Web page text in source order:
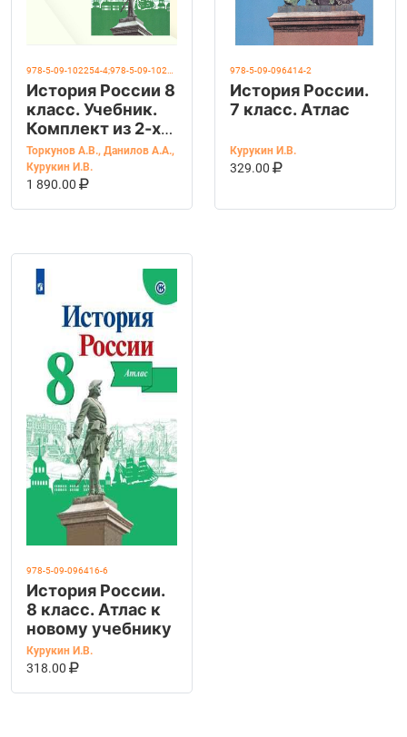
История России 8
класс. Учебник.
Комплект из 2-х
частей. УМК
"История России
Торкунова А.В."
ФГОС
Торкунов А.В., Данилов А.А.,
Курукин И.В.
1 890.00
В КОРЗИНУ
978-5-09-096414-2
История России.
7 класс. Атлас
Курукин И.В.
329.00
В КОРЗИНУ
978-5-09-096416-6
История России.
8 класс. Атлас к
новому учебнику
Курукин И.В.
318.00
В КОРЗИНУ